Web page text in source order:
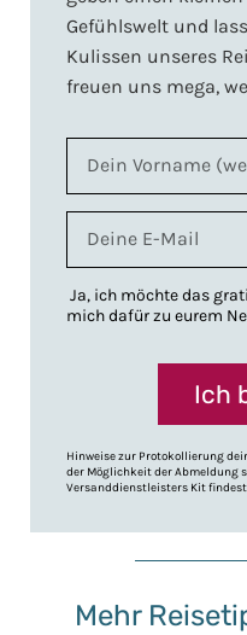
Gefühlswelt und
Kulissen unseres
freuen uns mega,
Ja, ich möchte das
mich dafür zu eurem
Ich
Hinweise zur Protokollierung
der Möglichkeit der Abmeldung
Versanddienstleisters Kit
Mehr